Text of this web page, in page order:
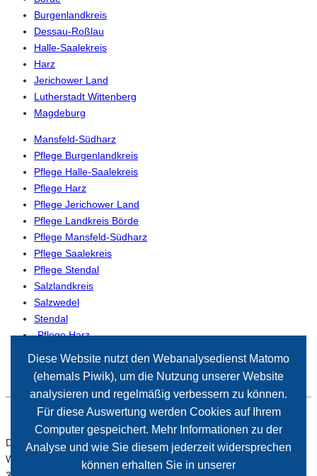
Burgenlandkreis
Dessau-Roßlau
Halle-Saalekreis
Harz
Jerichower Land
Lutherstadt Wittenberg
Magdeburg
Mansfeld-Südharz
Pflege Burgenlandkreis
Pflege Halle-Saalekreis
Pflege Harz
Pflege Jerichower Land
Pflege Landkreis Börde
Pflege Mansfeld-Südharz
Pflege Saalekreis
Pflege Stendal
Salzlandkreis
Salzwedel
Stendal
-Pflege Harz
-Pflege Magdeburg
Der Paritätische Sachsen-Anhalt
Wiener Straße 2
Diese Website nutzt den Webanalysedienst Matomo
(ehemals Piwik), um die Nutzung unserer Website
analysieren und regelmäßig verbessern zu können.
Für diese Auswertung werden Cookies auf Ihrem
Computer gespeichert. Mehr Informationen zu der
Analyse und wie Sie diesem jederzeit widersprechen
können erhalten Sie in unserer